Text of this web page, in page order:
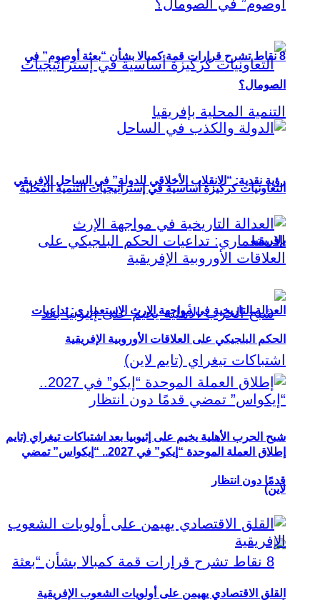
التعاونيات كركيزة أساسية في إستراتيجيات التنمية المحلية
بإفريقيا
شبح الحرب الأهلية يخيم على إثيوبيا بعد اشتباكات تيغراي (تايم
لاين)
8 نقاط تشرح قرارات قمة كمبالا بشأن “بعثة أوصوم” في
الصومال؟
رؤية نقدية: “الانقلاب الأخلاقي للدولة” في الساحل الإفريقي
العدالة التاريخية في مواجهة الإرث الاستعماري: تداعيات
الحكم البلجيكي على العلاقات الأوروبية الإفريقية
إطلاق العملة الموحدة “إيكو” في 2027.. “إيكواس” تمضي
قدمًا دون انتظار
القلق الاقتصادي يهيمن على أولويات الشعوب الإفريقية